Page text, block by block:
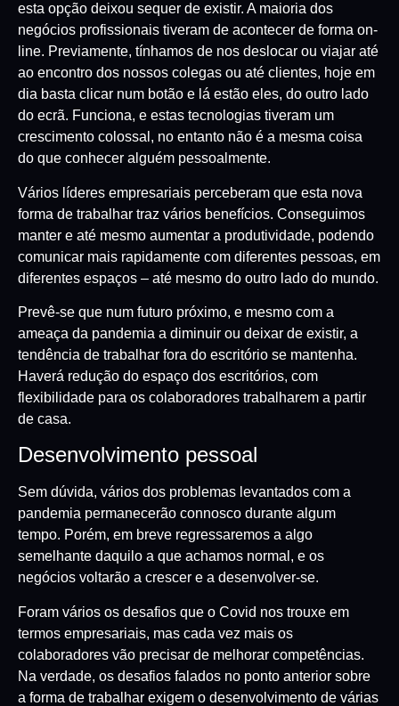
esta opção deixou sequer de existir. A maioria dos
negócios profissionais tiveram de acontecer de forma on-
line. Previamente, tínhamos de nos deslocar ou viajar até
ao encontro dos nossos colegas ou até clientes, hoje em
dia basta clicar num botão e lá estão eles, do outro lado
do ecrã. Funciona, e estas tecnologias tiveram um
crescimento colossal, no entanto não é a mesma coisa
do que conhecer alguém pessoalmente.
Vários líderes empresariais perceberam que esta nova
forma de trabalhar traz vários benefícios. Conseguimos
manter e até mesmo aumentar a produtividade, podendo
comunicar mais rapidamente com diferentes pessoas, em
diferentes espaços – até mesmo do outro lado do mundo.
Prevê-se que num futuro próximo, e mesmo com a
ameaça da pandemia a diminuir ou deixar de existir, a
tendência de trabalhar fora do escritório se mantenha.
Haverá redução do espaço dos escritórios, com
flexibilidade para os colaboradores trabalharem a partir
de casa.
Desenvolvimento pessoal
Sem dúvida, vários dos problemas levantados com a
pandemia permanecerão connosco durante algum
tempo. Porém, em breve regressaremos a algo
semelhante daquilo a que achamos normal, e os
negócios voltarão a crescer e a desenvolver-se.
Foram vários os desafios que o Covid nos trouxe em
termos empresariais, mas cada vez mais os
colaboradores vão precisar de melhorar competências.
Na verdade, os desafios falados no ponto anterior sobre
a forma de trabalhar exigem o desenvolvimento de várias